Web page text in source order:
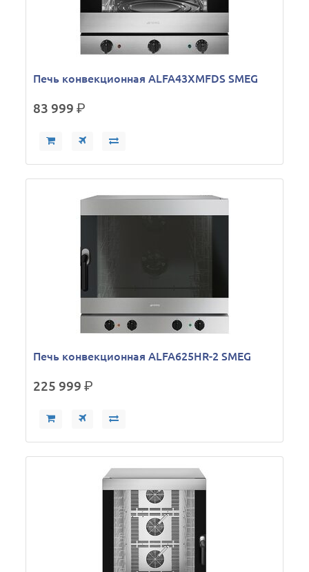
Печь конвекционная ALFA43XMFDS SMEG
83 999р.
Печь конвекционная ALFA625HR-2 SMEG
225 999р.